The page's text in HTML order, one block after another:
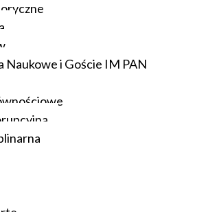
Naukowe i Goście IM PAN